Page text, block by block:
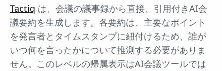
Tactiq は、会議の議事録から直接、引用付きAI会
議要約を生成します。各要約は、主要なポイント
を発言者とタイムスタンプに紐付けるため、誰が
いつ何を言ったかについて推測する必要がありま
せん。このレベルの帰属表示はAI会議ツールでは